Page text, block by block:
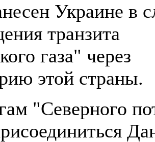
Украине в
транзита
газа" через
этой страны.
"Северного